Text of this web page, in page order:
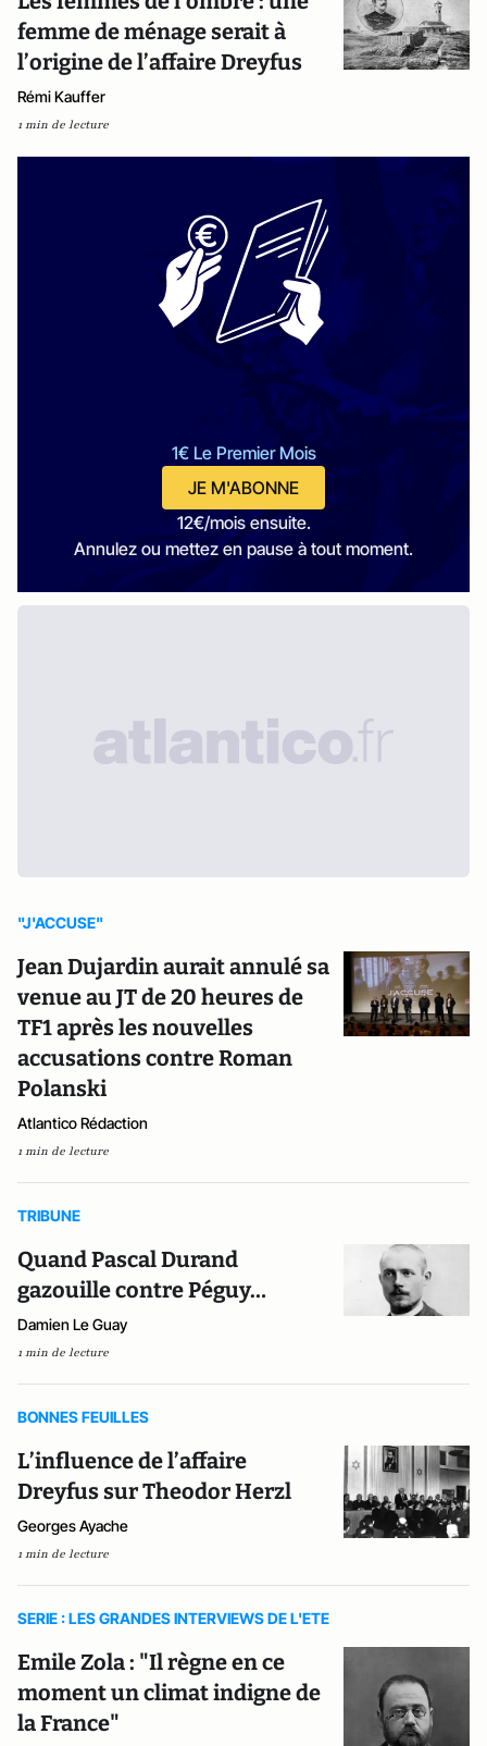
femme de ménage serait à
l’origine de l’affaire Dreyfus
Rémi Kauffer
1 min de lecture
1€ Le Premier Mois
JE M'ABONNE
12€/mois ensuite.
Annulez ou mettez en pause à tout moment.
"J'ACCUSE"
Jean Dujardin aurait annulé sa
venue au JT de 20 heures de
TF1 après les nouvelles
accusations contre Roman
Polanski
Atlantico Rédaction
1 min de lecture
TRIBUNE
Quand Pascal Durand
gazouille contre Péguy…
Damien Le Guay
1 min de lecture
BONNES FEUILLES
L’influence de l’affaire
Dreyfus sur Theodor Herzl
Georges Ayache
1 min de lecture
SERIE : LES GRANDES INTERVIEWS DE L'ETE
Emile Zola : "Il règne en ce
moment un climat indigne de
la France"